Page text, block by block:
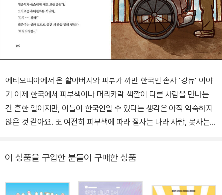
에티오피아에서 온 할아버지와 피부가 까만 한국인 손자 ‘강뉴’ 이야
기 이제 한국에서 피부색이나 머리카락 색깔이 다른 사람을 만나는
건 흔한 일이지만, 이들이 한국인일 수 있다는 생각은 아직 익숙하지
않은 것 같아요. 또 여전히 피부색에 따라 잘사는 나라 사람, 못사는
때문에 여러 가지 오해와 불편을 겪는 소년 ‘강뉴’의 이야기입니다. 이
에티오피아 말이라고 합니다. 할아버지는 왜 고국을 떠나 한국에서
이 상품을 구입한 분들이 구매한 상품